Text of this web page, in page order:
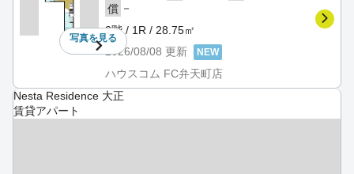
写真を見る
償 －
2階 / 1R / 28.75㎡
2026/08/08 更新 NEW
ハウスコム FC弁天町店
Nesta Residence 大正
賃貸アパート